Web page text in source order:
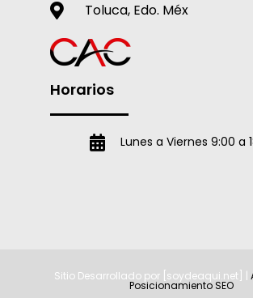
Toluca, Edo. Méx
Horarios
Lunes a Viernes 9:00 a
Sitio Desarrollado por [soydeaqui.net] |
Posicionamiento SEO